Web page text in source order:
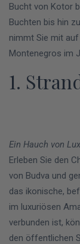
Bucht von Kotor
Buchten bis hin
nimmt Sie mit
Montenegros im
1.
Ein Hauch von
Erleben Sie den
von Budva und
das ikonische,
im luxuriösen
verbunden ist,
den öffentlichen